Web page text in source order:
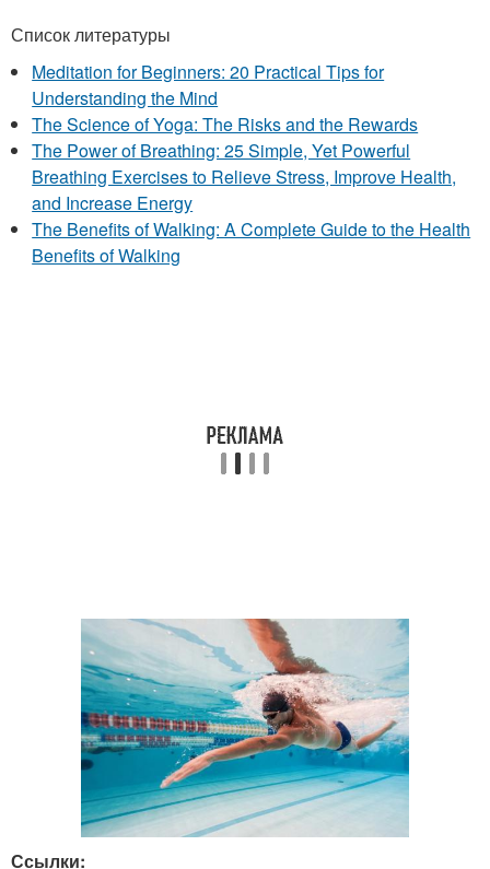
Список литературы
Meditation for Beginners: 20 Practical Tips for
Understanding the Mind
The Science of Yoga: The Risks and the Rewards
The Power of Breathing: 25 Simple, Yet Powerful
Breathing Exercises to Relieve Stress, Improve Health,
and Increase Energy
The Benefits of Walking: A Complete Guide to the Health
Benefits of Walking
Ссылки: